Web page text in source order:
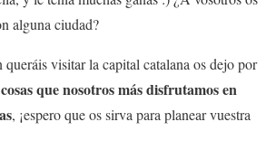
alguna ciudad?
queráis visitar la capital catalana os dejo por
que nosotros más disfrutamos en
, ¡espero que os sirva para planear vuestra